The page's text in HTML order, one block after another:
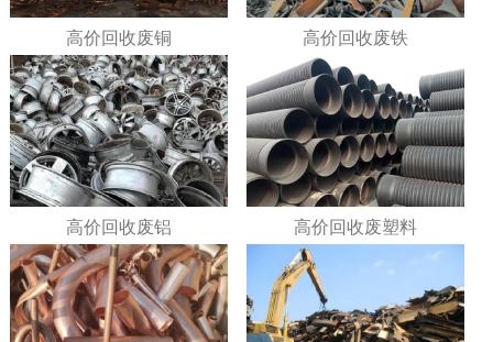
高价回收废铜 高价回收废铁
高价回收废铝 高价回收废塑料